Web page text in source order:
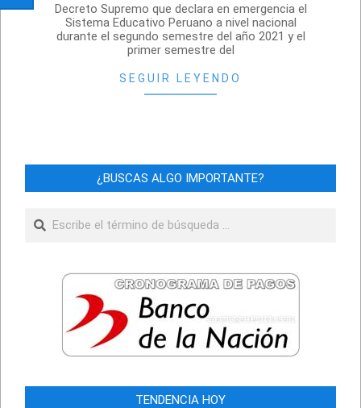
08-
20
Decreto Supremo que declara en emergencia el
Sistema Educativo Peruano a nivel nacional
durante el segundo semestre del año 2021 y el
primer semestre del
SEGUIR LEYENDO
¿BUSCAS ALGO IMPORTANTE?
TENDENCIA HOY